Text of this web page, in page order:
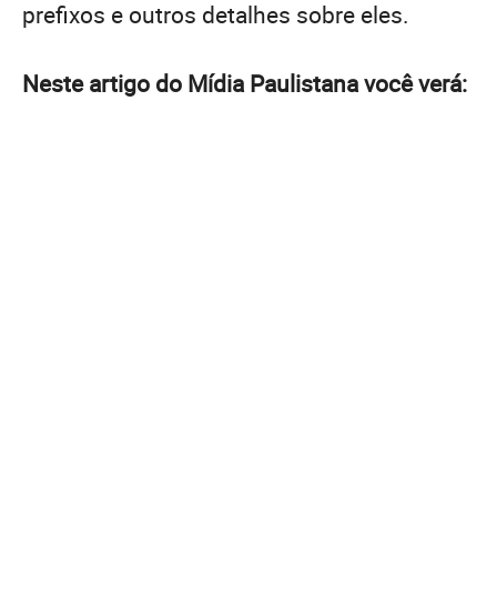
prefixos e outros detalhes sobre eles.
Neste artigo do Mídia Paulistana você verá: